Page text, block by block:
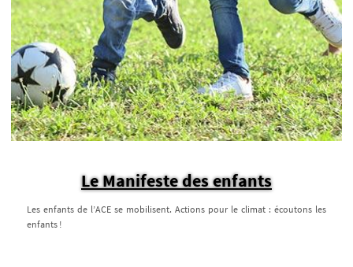
Le Manifeste des enfants
Les enfants de l’ACE se mobilisent. Actions pour le climat : écoutons les
enfants !